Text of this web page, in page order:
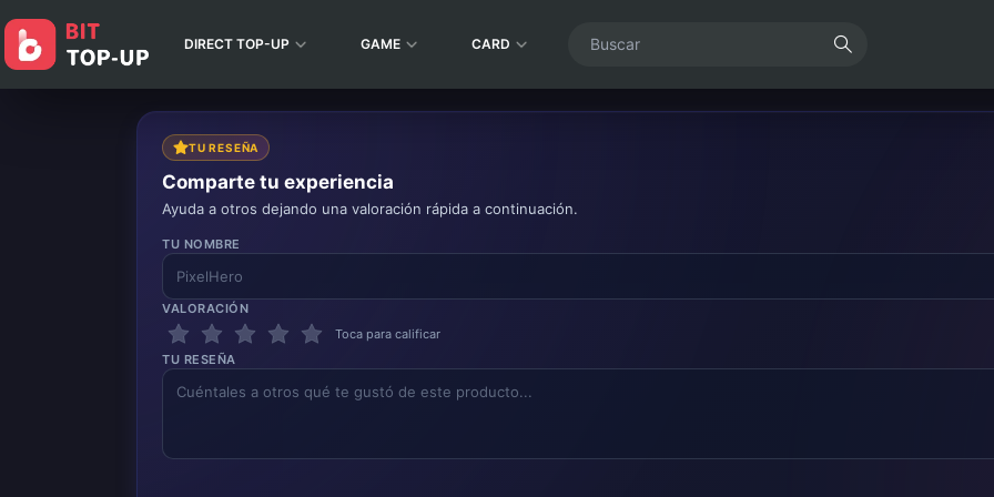
DIRECT TOP-UP GAME CARD
TU RESEÑA
Comparte tu experiencia
Ayuda a otros dejando una valoración rápida a continuación.
TU NOMBRE
VALORACIÓN
Toca para calificar
TU RESEÑA